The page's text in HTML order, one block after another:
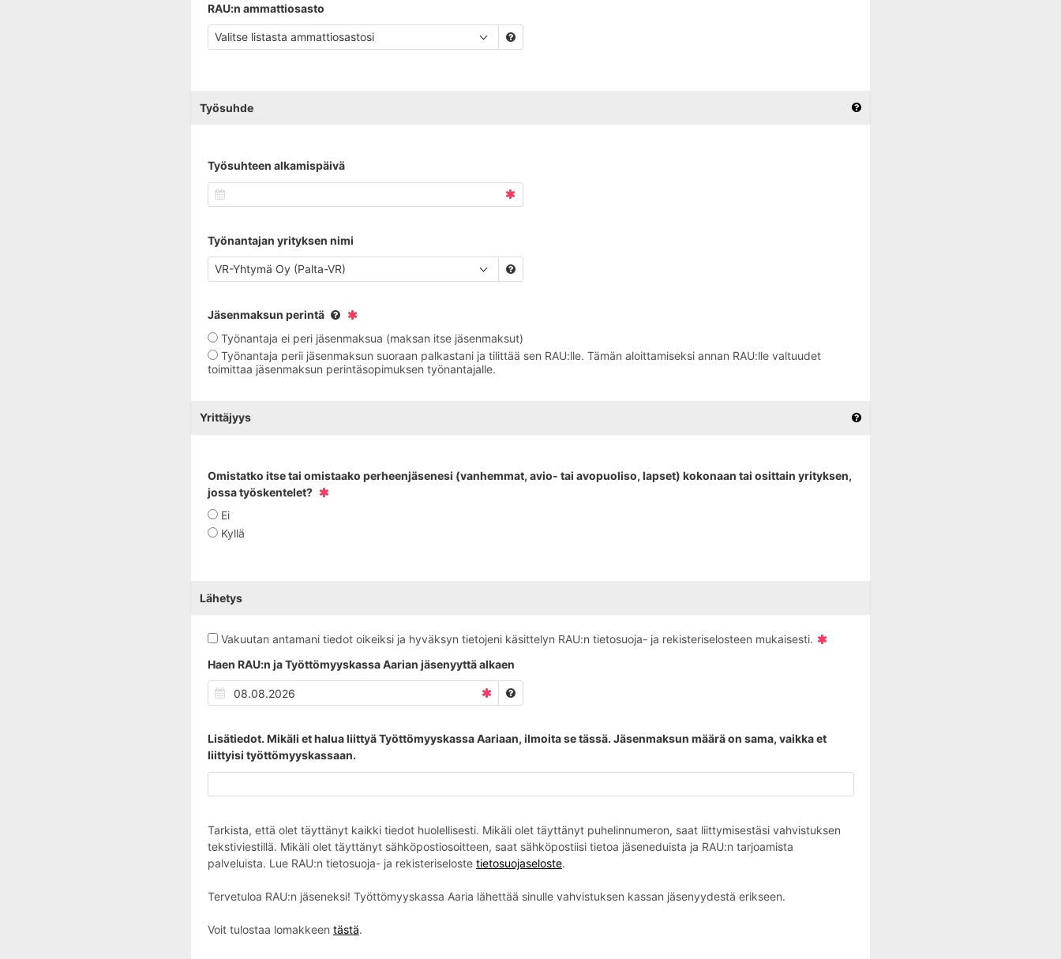
RAU:n ammattiosasto​
Työsuhde
Työsuhteen alkamispäivä
Työnantajan yrityksen nimi​
Jäsenmaksun perintä
Työnantaja ei peri jäsenmaksua (maksan itse jäsenmaksut)
Työnantaja perii jäsenmaksun suoraan palkastani ja tilittää sen RAU:lle. Tämän aloittamiseksi annan RAU:lle valtuudet
toimittaa jäsenmaksun perintäsopimuksen työnantajalle.
Yrittäjyys
Omistatko itse tai omistaako perheenjäsenesi (vanhemmat, avio- tai avopuoliso, lapset) kokonaan tai osittain yrityksen,
jossa työskentelet?
Ei
Kyllä
Lähetys
Vakuutan antamani tiedot oikeiksi ja hyväksyn tietojeni käsittelyn RAU:n tietosuoja- ja rekisteriselosteen mukaisesti.
Haen RAU:n ja Työttömyyskassa Aarian jäsenyyttä alkaen
Lisätiedot. Mikäli et halua liittyä Työttömyyskassa Aariaan, ilmoita se tässä. Jäsenmaksun määrä on sama, vaikka et
liittyisi työttömyyskassaan.
Tarkista, että olet täyttänyt kaikki tiedot huolellisesti. Mikäli olet täyttänyt puhelinnumeron, saat liittymisestäsi vahvistuksen
tekstiviestillä. Mikäli olet täyttänyt sähköpostiosoitteen, saat sähköpostiisi tietoa jäseneduista ja RAU:n tarjoamista
palveluista. Lue RAU:n tietosuoja- ja rekisteriseloste tietosuojaseloste.
Tervetuloa RAU:n jäseneksi! Työttömyyskassa Aaria lähettää sinulle vahvistuksen kassan jäsenyydestä erikseen.
Voit tulostaa lomakkeen tästä.